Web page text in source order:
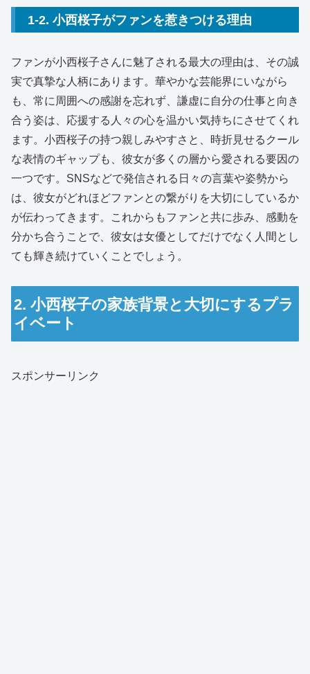
1-2. 小西桜子がファンを惹きつける理由
ファンが小西桜子さんに魅了される最大の理由は、その誠
実で真摯な人柄にあります。華やかな芸能界にいながら
も、常に周囲への感謝を忘れず、謙虚に自分の仕事と向き
合う姿は、応援する人々の心を温かい気持ちにさせてくれ
ます。小西桜子の持つ親しみやすさと、時折見せるクール
な表情のギャップも、彼女が多くの層から愛される要因の
一つです。SNSなどで発信される日々の言葉や姿勢から
は、彼女がどれほどファンとの繋がりを大切にしているか
が伝わってきます。これからもファンと共に歩み、感動を
分かち合うことで、彼女は女優としてだけでなく人間とし
ても輝き続けていくことでしょう。
2. 小西桜子の家族背景と大切にするプラ
イベート
スポンサーリンク